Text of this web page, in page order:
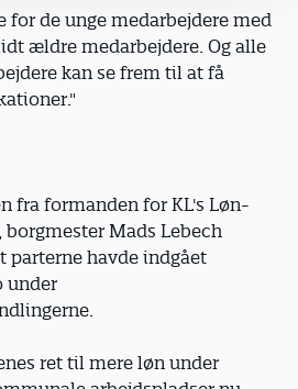
for de unge medarbejdere med
ældre medarbejdere. Og alle
kan se frem til at få
fra formanden for KL's Løn-
borgmester Mads Lebech
parterne havde indgået
under
ret til mere løn under